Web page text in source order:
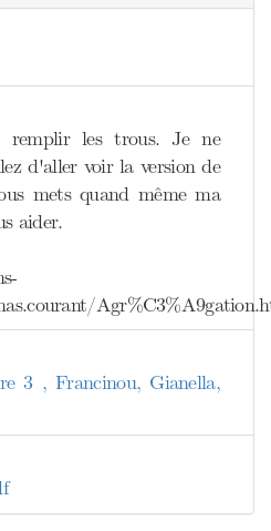
remplir les trous. Je ne
d'aller voir la version de
mets quand même ma
aider.
3 , Francinou, Gianella,